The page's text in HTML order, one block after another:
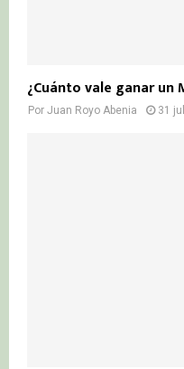
¿Cuánto vale ganar un
Por Juan Royo Abenia 31